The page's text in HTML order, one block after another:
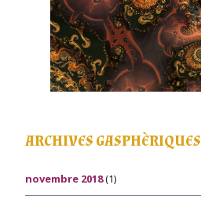
ARCHIVES GASPHÈRIQUES
novembre 2018(1)